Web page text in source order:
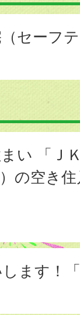
セーフ
い 「Ｊ
の空き
ます！